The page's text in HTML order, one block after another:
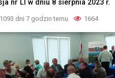
nr LI w dniu 8 sierpnia 2023 r.
1093 dni 7 godzin temu 1664